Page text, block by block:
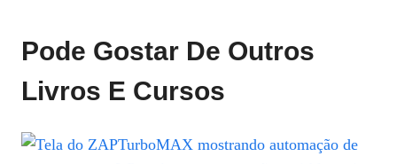
Pode Gostar De Outros
Livros E Cursos